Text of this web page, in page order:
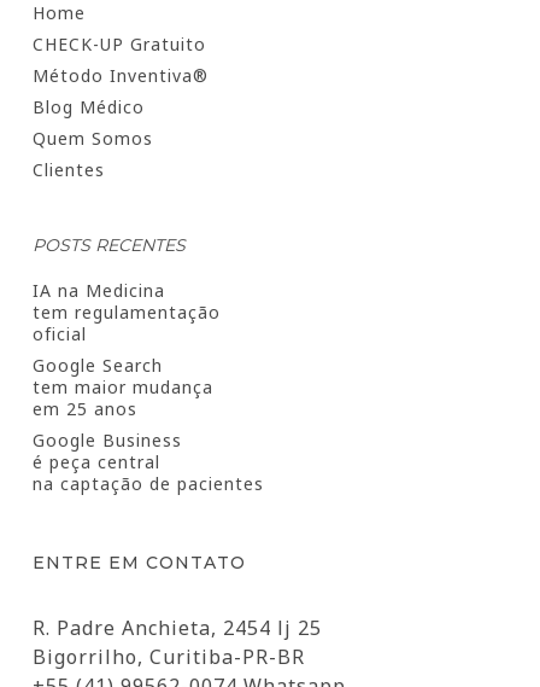
Home
CHECK-UP Gratuito
Método Inventiva®
Blog Médico
Quem Somos
Clientes
POSTS RECENTES
IA na Medicina
tem regulamentação
oficial
Google Search
tem maior mudança
em 25 anos
Google Business
é peça central
na captação de pacientes
ENTRE EM CONTATO
R. Padre Anchieta, 2454 lj 25
Bigorrilho, Curitiba-PR-BR